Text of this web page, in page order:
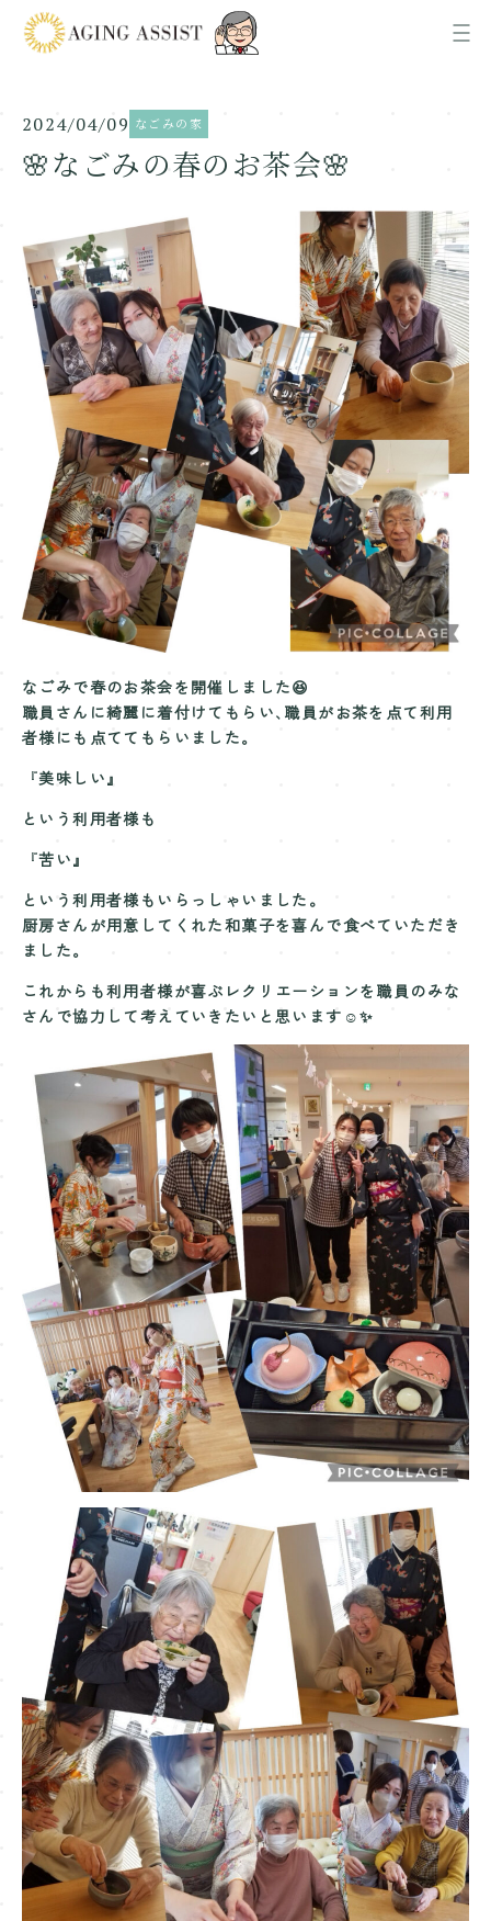
News
お知らせ
About us
AGING ASSISTについて
Office
各事業所ご案内
Recruit
採用情報
Contact
お問い合わせ
2024/04/09 なごみの家
🌸なごみの春のお茶会🌸
なごみで春のお茶会を開催しました😆
職員さんに綺麗に着付けてもらい､職員がお茶を点て利用
者様にも点ててもらいました｡
『美味しい』
という利用者様も
『苦い』
という利用者様もいらっしゃいました。
厨房さんが用意してくれた和菓子を喜んで食べていただき
ました｡
これからも利用者様が喜ぶレクリエーションを職員のみな
さんで協力して考えていきたいと思います☺️✨